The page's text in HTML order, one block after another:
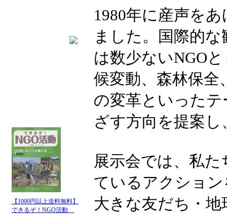
【1000円以上送料無料】
できるぞ！NGO活動
1980年に産声をあ
ました。国際的
は数少ないNGO
候変動、森林保全
の変革といった
ざす方向を提案
展示会では、私た
ているアクショ
大きな友だち・